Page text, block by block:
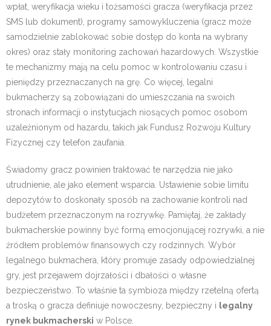
wpłat, weryfikacja wieku i tożsamości gracza (weryfikacja przez
SMS lub dokument), programy samowykluczenia (gracz może
samodzielnie zablokować sobie dostęp do konta na wybrany
okres) oraz stały monitoring zachowań hazardowych. Wszystkie
te mechanizmy mają na celu pomoc w kontrolowaniu czasu i
pieniędzy przeznaczanych na grę. Co więcej, legalni
bukmacherzy są zobowiązani do umieszczania na swoich
stronach informacji o instytucjach niosących pomoc osobom
uzależnionym od hazardu, takich jak Fundusz Rozwoju Kultury
Fizycznej czy telefon zaufania.
Świadomy gracz powinien traktować te narzędzia nie jako
utrudnienie, ale jako element wsparcia. Ustawienie sobie limitu
depozytów to doskonały sposób na zachowanie kontroli nad
budżetem przeznaczonym na rozrywkę. Pamiętaj, że zakłady
bukmacherskie powinny być formą emocjonującej rozrywki, a nie
źródłem problemów finansowych czy rodzinnych. Wybór
legalnego bukmachera, który promuje zasady odpowiedzialnej
gry, jest przejawem dojrzałości i dbałości o własne
bezpieczeństwo. To właśnie ta symbioza między rzetelną ofertą
a troską o gracza definiuje nowoczesny, bezpieczny i legalny
rynek bukmacherski w Polsce.